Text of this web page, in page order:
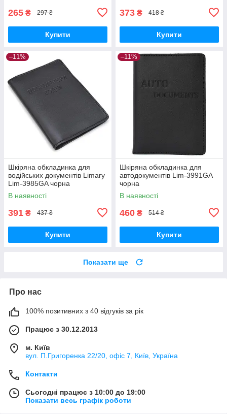
265 ₴ 297 ₴
Купити
373 ₴ 418 ₴
Купити
–11%
Шкіряна обкладинка для
водійських документів Limary
Lim-3985GA чорна
В наявності
391 ₴ 437 ₴
Купити
–11%
Шкіряна обкладинка для
автодокументів Lim-3991GA
чорна
В наявності
460 ₴ 514 ₴
Купити
Показати ще
Про нас
100% позитивних з 40 відгуків за рік
Працює з 30.12.2013
м. Київ
вул. П.Григоренка 22/20, офіс 7, Київ, Україна
Контакти
Сьогодні працює з 10:00 до 19:00
Показати весь графік роботи